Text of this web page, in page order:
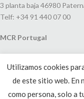
3 planta baja 46980
Telf: +34 91 440 07 00
MCR Portugal
João V, 24
1250-091 Lisboa, Portugal
Telf: +351 220 993 033
Utilizamos cookies
de este sitio web. En
como persona, solo a